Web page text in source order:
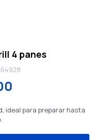
4 panes
ideal para preparar hasta